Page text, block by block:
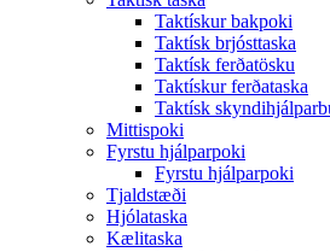
Taktískur bakpoki
Taktísk brjósttaska
Taktísk ferðatösku
Taktískur ferðataska
Taktísk
Mittispoki
Fyrstu hjálparpoki
Fyrstu hjálparpoki
Tjaldstæði
Hjólataska
Kælitaska